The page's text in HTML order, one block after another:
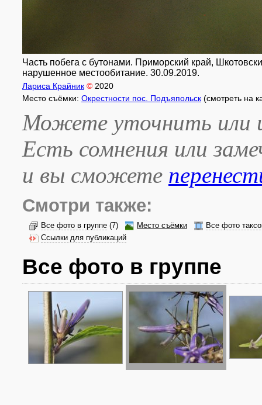
Часть побега с бутонами. Приморский край,
нарушенное местообитание. 30.09.2019.
Лариса Крайник © 2020
Место съёмки: Окрестности пос. Подъяпольск (смотреть на
Можете уточнить или
Есть сомнения или
и вы сможете
Смотри также:
Все фото в группе (7) Место съёмки
Все фото
Ссылки для публикаций
Все фото в группе